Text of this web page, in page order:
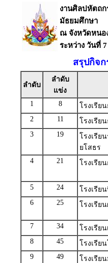
งานศิลปหัตถก
มัธยมศึกษา
ณ จังหวัดหนอ
ระหว่าง วันที่
สรุปกิจก
ลำดับ
ลำดับ
แข่ง
1 8 โรงเรีย
2
11 โรงเรีย
3
19
โรงเรีย
ยโสธร
4 21 โรงเรีย
5 24 โรงเรีย
6
25 โรงเรีย
7
34 โรงเรีย
8
45 โรงเรีย
9
49 โรงเรีย